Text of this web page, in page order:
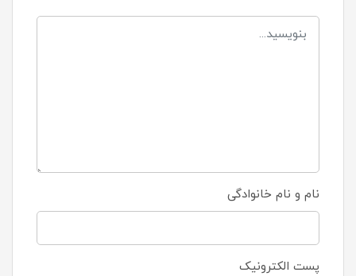
نام و نام خانوادگی
پست الکترونیک